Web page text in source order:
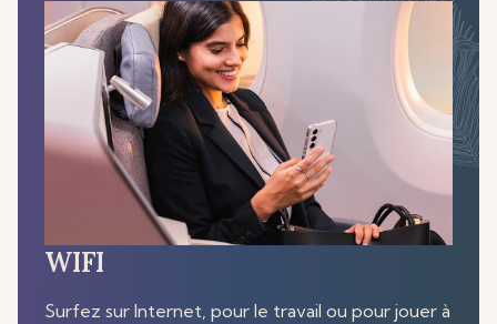
WIFI
Surfez sur Internet, pour le travail ou pour jouer à